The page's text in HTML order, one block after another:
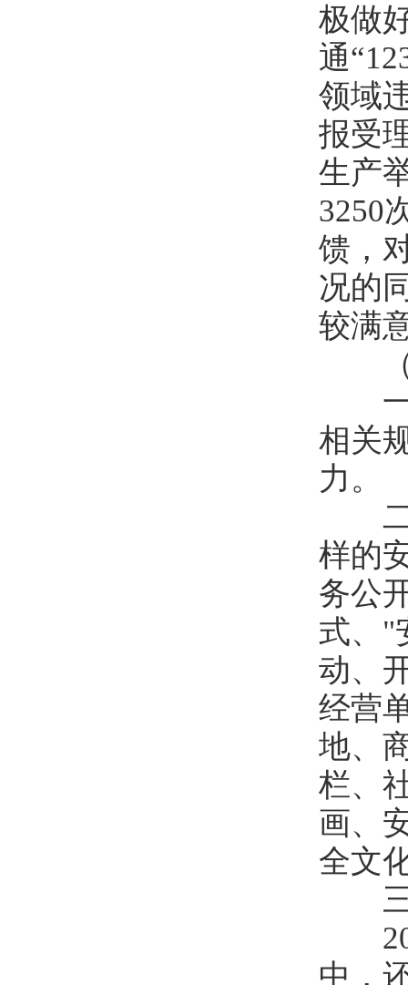
极做
通
领域
报受
生产
3250
馈，
况的
较满
（
一
相关
力。
二
样的
务公
式、"
动、
经营
地、
栏、
画、
全文
三
中，